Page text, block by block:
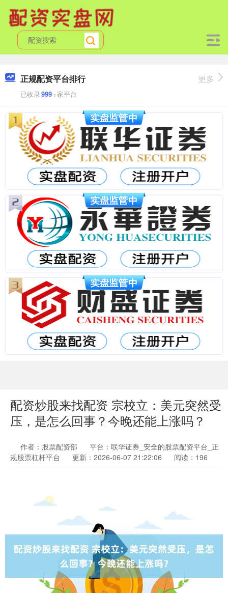
正规配资平台排行
已收录999+家平台
更多
配资炒股来找配资 宗校立：美元突然受
压，是怎么回事？今晚还能上涨吗？
作者：股票配资部
平台：联华证券_安全的股票配资平台_正
规股票杠杆平台
更新：2026-06-07 21:22:06 阅读：196